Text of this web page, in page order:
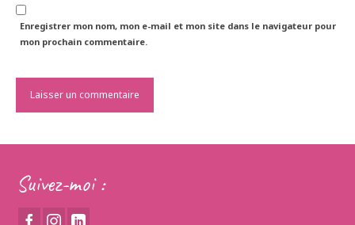
Enregistrer mon nom, mon e-mail et mon site dans le navigateur pour
mon prochain commentaire.
Suivez-moi :